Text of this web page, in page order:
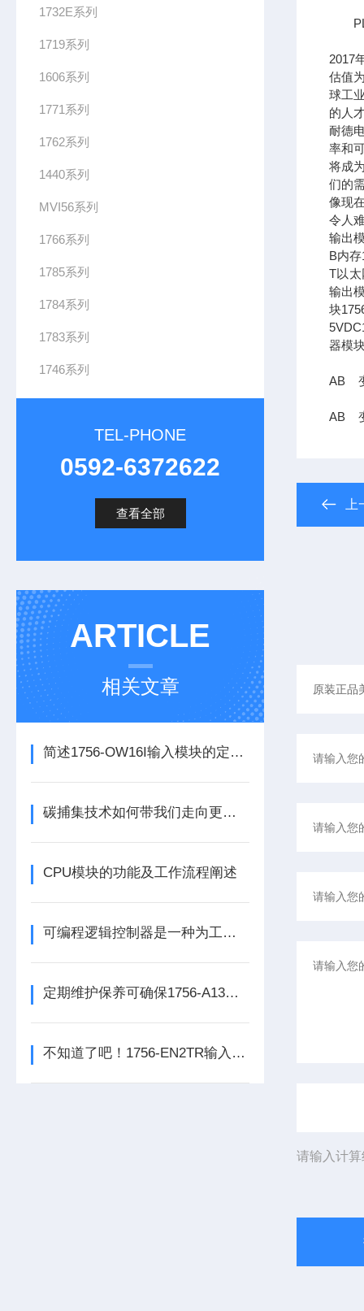
1732E系列
1719系列
1606系列
1771系列
1762系列
1440系列
MVI56系列
1766系列
1785系列
1784系列
1783系列
1746系列
TEL-PHONE
0592-6372622
查看全部
ARTICLE
相关文章
简述1756-OW16I输入模块的定期维护保养建议
碳捕集技术如何带我们走向更洁净的未来？
CPU模块的功能及工作流程阐述
可编程逻辑控制器是一种为工业环境设计的数字运算操作电子系统
定期维护保养可确保1756-A13数字量输出模块的正常运行
不知道了吧！1756-EN2TR输入模块是数控系统动力的保障
PLC
2017
估值
球工
的人
耐德
率和
将成
们的
像现
令人
输出
B内
T以太
输出
块
器模
AB
AB
请输入计